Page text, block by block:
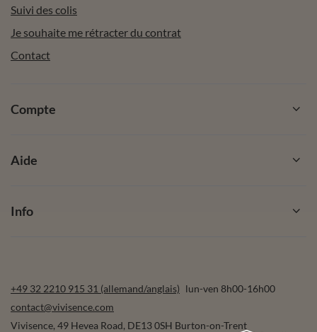
Suivi des colis
Je souhaite me rétracter du contrat
Contact
Compte
Aide
Info
+49 32 2210 915 31 (allemand/anglais) lun-ven 8h00-16h00
contact@vivisence.com
Vivisence, 49 Hevea Road, DE13 0SH Burton-on-Trent